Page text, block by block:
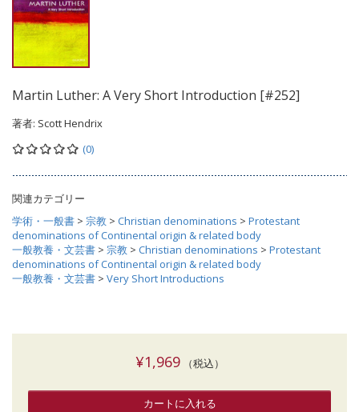
Martin Luther: A Very Short Introduction [#252]
著者: Scott Hendrix
(0)
関連カテゴリー
学術・一般書 > 宗教 > Christian denominations > Protestant
denominations of Continental origin & related body
一般教養・文芸書 > 宗教 > Christian denominations > Protestant
denominations of Continental origin & related body
一般教養・文芸書 > Very Short Introductions
¥1,969（税込）
カートに入れる